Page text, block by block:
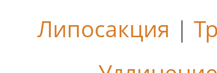
Липосакция |